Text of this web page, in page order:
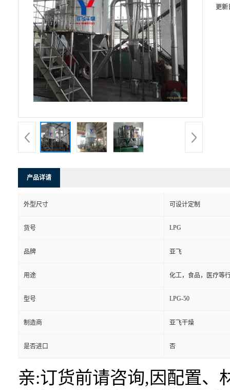
更新
产品详请
外型尺寸 可设计定制
货号 LPG
品牌 亚飞
用途 化工，食品，医疗等
型号 LPG-50
制造商 亚飞干燥
是否进口 否
亲:订货前请咨询,因配置、